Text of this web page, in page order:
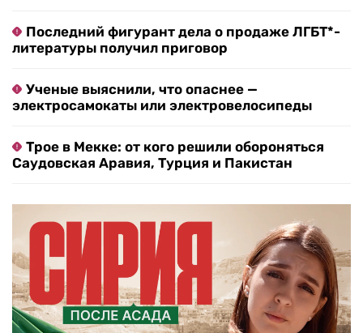
Последний фигурант дела о продаже ЛГБТ*-
литературы получил приговор
Ученые выяснили, что опаснее —
электросамокаты или электровелосипеды
Трое в Мекке: от кого решили обороняться
Саудовская Аравия, Турция и Пакистан